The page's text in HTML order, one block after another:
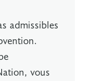
admissibles
vous